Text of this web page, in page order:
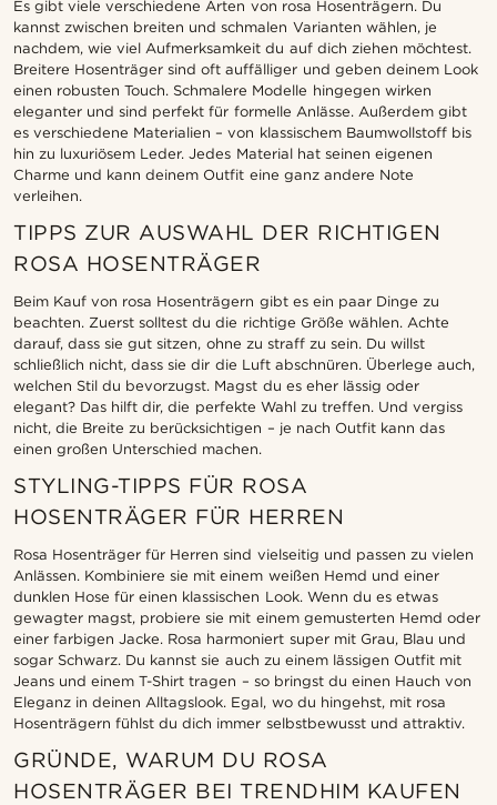
Es gibt viele verschiedene Arten von rosa Hosenträgern. Du
kannst zwischen breiten und schmalen Varianten wählen, je
nachdem, wie viel Aufmerksamkeit du auf dich ziehen möchtest.
Breitere Hosenträger sind oft auffälliger und geben deinem Look
einen robusten Touch. Schmalere Modelle hingegen wirken
eleganter und sind perfekt für formelle Anlässe. Außerdem gibt
es verschiedene Materialien – von klassischem Baumwollstoff bis
hin zu luxuriösem Leder. Jedes Material hat seinen eigenen
Charme und kann deinem Outfit eine ganz andere Note
verleihen.
TIPPS ZUR AUSWAHL DER RICHTIGEN
ROSA HOSENTRÄGER
Beim Kauf von rosa Hosenträgern gibt es ein paar Dinge zu
beachten. Zuerst solltest du die richtige Größe wählen. Achte
darauf, dass sie gut sitzen, ohne zu straff zu sein. Du willst
schließlich nicht, dass sie dir die Luft abschnüren. Überlege auch,
welchen Stil du bevorzugst. Magst du es eher lässig oder
elegant? Das hilft dir, die perfekte Wahl zu treffen. Und vergiss
nicht, die Breite zu berücksichtigen – je nach Outfit kann das
einen großen Unterschied machen.
STYLING-TIPPS FÜR ROSA
HOSENTRÄGER FÜR HERREN
Rosa Hosenträger für Herren sind vielseitig und passen zu vielen
Anlässen. Kombiniere sie mit einem weißen Hemd und einer
dunklen Hose für einen klassischen Look. Wenn du es etwas
gewagter magst, probiere sie mit einem gemusterten Hemd oder
einer farbigen Jacke. Rosa harmoniert super mit Grau, Blau und
sogar Schwarz. Du kannst sie auch zu einem lässigen Outfit mit
Jeans und einem T-Shirt tragen – so bringst du einen Hauch von
Eleganz in deinen Alltagslook. Egal, wo du hingehst, mit rosa
Hosenträgern fühlst du dich immer selbstbewusst und attraktiv.
GRÜNDE, WARUM DU ROSA
HOSENTRÄGER BEI TRENDHIM KAUFEN